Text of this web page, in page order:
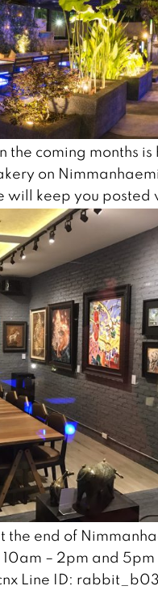
coming months
on
will keep you posted
the end of
– 2pm and
Line ID: